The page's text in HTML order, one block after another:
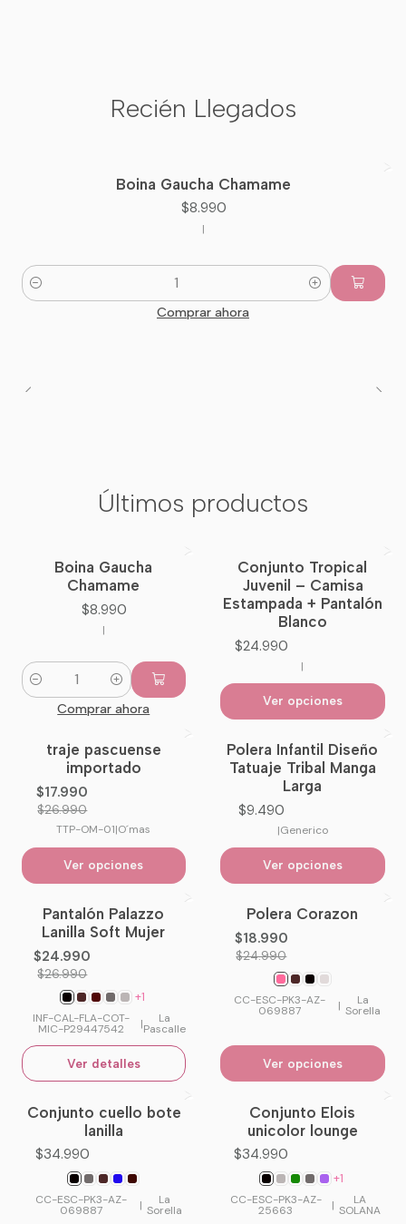
Recién Llegados
Boina Gaucha Chamame
$8.990
|
Cantidad
Comprar ahora
Últimos productos
NuevoBoina Gaucha
Chamame
$8.990
|
Cantidad
Comprar ahora
Conjunto Tropical
Juvenil – Camisa
Estampada + Pantalón
Blanco
$24.990
|
Ver opciones
-33%OFF
traje pascuense
importado
$17.990
$26.990
TTP-OM-01|O´mas
Ver opciones
Polera Infantil Diseño
Tatuaje Tribal Manga
Larga
$9.490
|Generico
Ver opciones
-7%OFF
No disponible
Pantalón Palazzo
Lanilla Soft Mujer
$24.990
$26.990
+1
INF-CAL-FLA-COT-
MIC-P29447542 | La
Pascalle
Ver detalles
-24%OFF
Polera Corazon
$18.990
$24.990
CC-ESC-PK3-AZ-
069887 | La
Sorella
Ver opciones
No disponible
Conjunto cuello bote
lanilla
$34.990
CC-ESC-PK3-AZ-
069887 | La
Sorella
Conjunto Elois
unicolor lounge
$34.990
+1
CC-ESC-PK3-AZ-
25663 | LA
SOLANA